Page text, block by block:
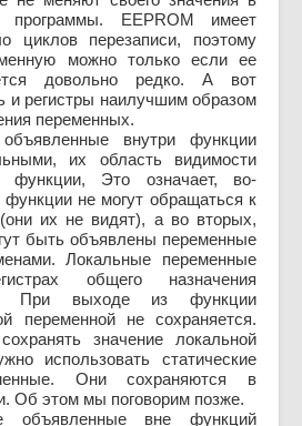
программы. EEPROM имеет
циклов перезаписи, поэтому
можно только если ее
довольно редко. А вот
и регистры наилучшим образом
переменных.
внутри функции
их область видимости
функции, Это означает, во-
функции не могут обращаться к
их не видят), а во вторых,
быть объявлены переменные
Локальные переменные
общего назначения
При выходе из функции
переменной не сохраняется.
значение локальной
использовать статические
Они сохраняются в
Об этом мы поговорим позже.
вне функций